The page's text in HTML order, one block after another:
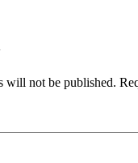
will not be published.